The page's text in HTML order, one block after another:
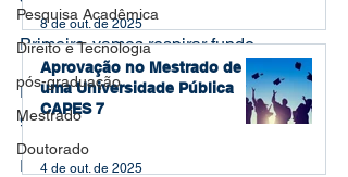
Pesquisa Acadêmica
Direito e Tecnologia
pós-graduação
Mestrado
Doutorado
Primeiro, vamos respirar fundo.
Essa histeria coletiva não passa de um
grande equívoco.
Recentemente, os entusiastas da IA
8 de out. de 2025
Aprovação no Mestrado de
uma Universidade Pública
CAPES 7
4 de out. de 2025